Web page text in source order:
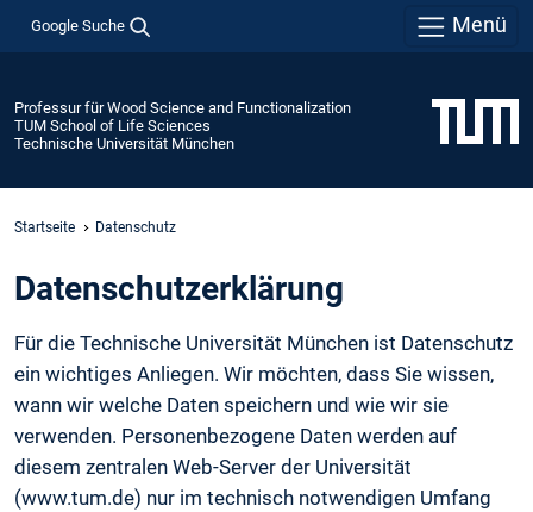
Google Suche Menü
Professur für Wood Science and Functionalization
TUM School of Life Sciences
Technische Universität München
Startseite Datenschutz
Daten­schutz­erklärung
Für die Technische Universität München ist Datenschutz
ein wichtiges Anliegen. Wir möchten, dass Sie wissen,
wann wir welche Daten speichern und wie wir sie
verwenden. Personenbezogene Daten werden auf
diesem zentralen Web-Server der Universität
(www.tum.de) nur im technisch notwendigen Umfang